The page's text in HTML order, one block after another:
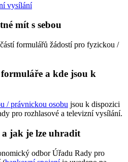
vysílání
mít s sebou
formulářů žádostí pro fyzickou /
a kde jsou k
/ právnickou osobu jsou k dispozici
pro rozhlasové a televizní vysílání.
jak je lze uhradit
odbor Úřadu Rady pro